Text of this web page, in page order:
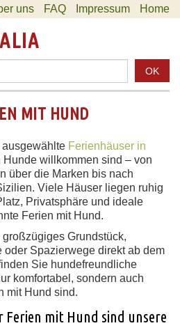
uns FAQ Impressum Home
OK
MIT HUND
Ferienhäuser in
Hunde willkommen sind – von
über die Marken bis nach
Viele Häuser liegen ruhig
Privatsphäre und ideale
Ferien mit Hund.
Grundstück,
Spazierwege direkt ab dem
Sie hundefreundliche
komfortabel, sondern auch
mit Hund sind.
mit Hund sind unsere